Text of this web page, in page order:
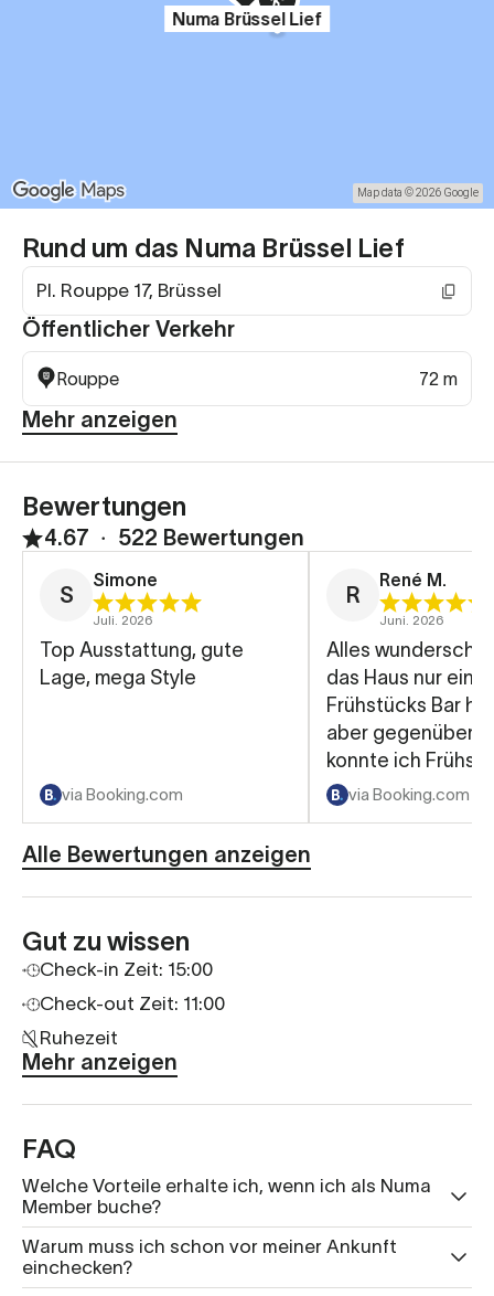
Rund um das Numa Brüssel Lief
Pl. Rouppe 17, Brüssel
Öffentlicher Verkehr
Rouppe 72 m
Mehr anzeigen
Numa Brüssel Lief
Map data © 2026 Google
Bewertungen
4.67 ∙ 522 Bewertungen
S
Simone
Juli. 2026
Top Ausstattung, gute
Lage, mega Style
via Booking.com
R
René M.
Juni. 2026
Alles
das Haus nur eine
Frühstücks Bar
aber gegenüber
konnte ich
gehen sehr gut
via Booking.com
Alle Bewertungen anzeigen
Gut zu wissen
Check-in Zeit: 15:00
Check-out Zeit: 11:00
Ruhezeit
Mehr anzeigen
FAQ
Welche Vorteile erhalte ich, wenn ich als Numa
Member buche?
Warum muss ich schon vor meiner Ankunft
einchecken?